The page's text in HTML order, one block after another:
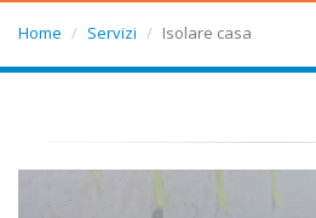
Home Servizi Isolare casa